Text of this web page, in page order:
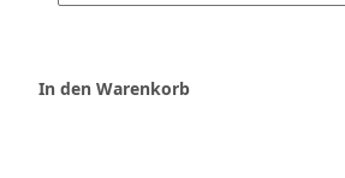
In den Warenkorb